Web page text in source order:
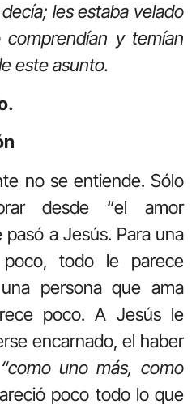
les estaba velado
y temían
este asunto.
no se entiende. Sólo
desde “el amor
a Jesús. Para una
todo le parece
persona que ama
poco. A Jesús le
encarnado, el haber
“como uno más, como
poco todo lo que